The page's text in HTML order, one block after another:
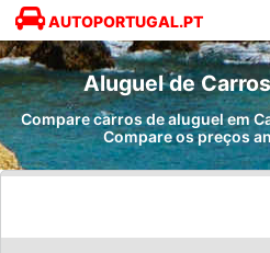
AUTOPORTUGAL.PT
Aluguel de
Compare carros de aluguel em
Compare os preços